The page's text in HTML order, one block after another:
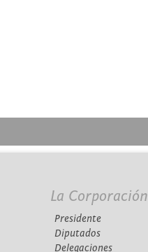
La Corporación
Presidente
Diputados
Delegaciones